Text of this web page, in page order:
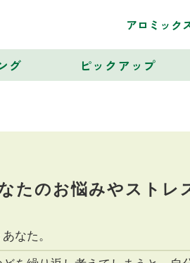
アロミック
グ ピックアップ
たのお悩みやストレ
なた。